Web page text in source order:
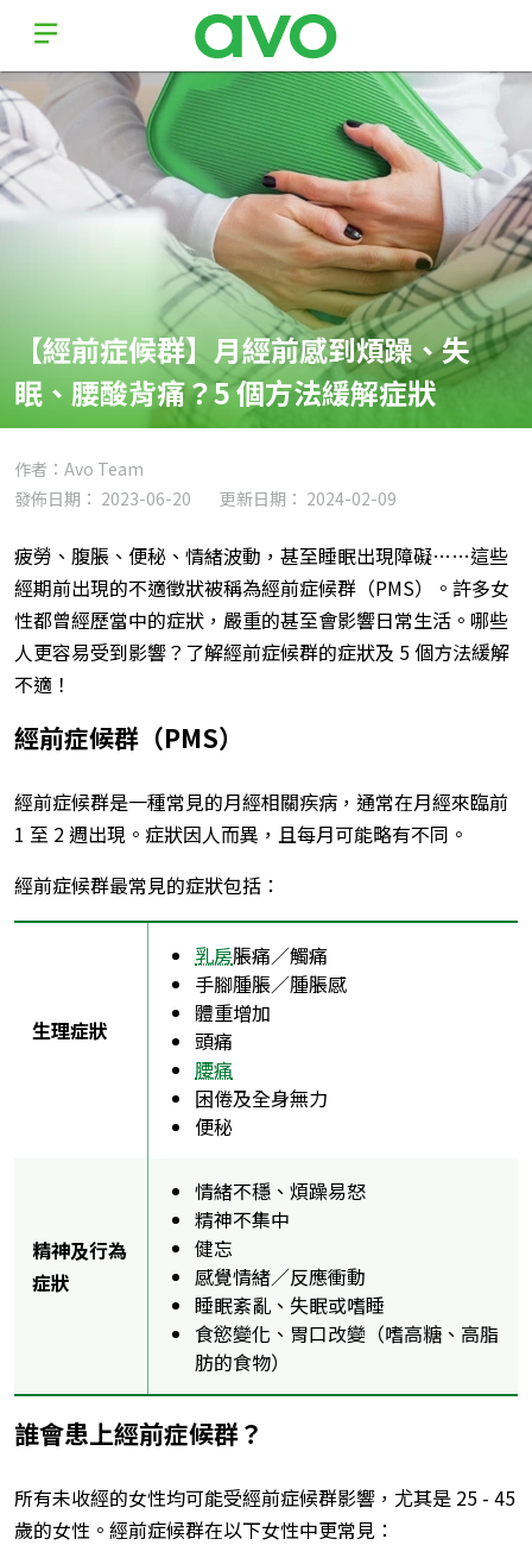
【經前症候群】月經前感到煩躁、失
眠、腰酸背痛？5 個方法緩解症狀
作者：Avo Team
發佈日期： 2023-06-20
更新日期： 2024-02-09
疲勞、腹脹、便秘、情緒波動，甚至睡眠出現障礙……這些
經期前出現的不適徵狀被稱為經前症候群（PMS）。許多女
性都曾經歷當中的症狀，嚴重的甚至會影響日常生活。哪些
人更容易受到影響？了解經前症候群的症狀及 5 個方法緩解
不適！
經前症候群（PMS）
經前症候群是一種常見的月經相關疾病，通常在月經來臨前
1 至 2 週出現。症狀因人而異，且每月可能略有不同。
經前症候群最常見的症狀包括：
生理症狀
乳房脹痛／觸痛
手腳腫脹／腫脹感
體重增加
頭痛
腰痛
困倦及全身無力
便秘
精神及行為
症狀
情緒不穩、煩躁易怒
精神不集中
健忘
感覺情緒／反應衝動
睡眠紊亂、失眠或嗜睡
食慾變化、胃口改變（嗜高糖、高脂
肪的食物）
誰會患上經前症候群？
所有未收經的女性均可能受經前症候群影響，尤其是 25 - 45
歲的女性。經前症候群在以下女性中更常見：